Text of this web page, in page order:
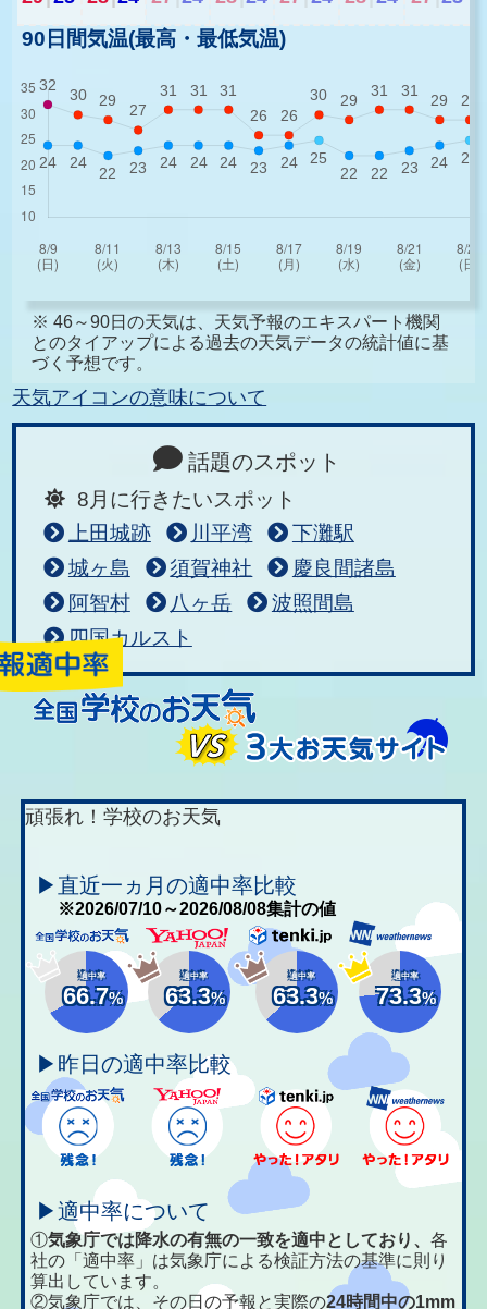
90日間気温(最高・最低気温)
※ 46～90日の天気は、天気予報のエキスパート機関
とのタイアップによる過去の天気データの統計値に基
づく予想です。
天気アイコンの意味について
話題のスポット
8月に行きたいスポット
上田城跡
川平湾
下灘駅
城ヶ島
須賀神社
慶良間諸島
阿智村
八ヶ岳
波照間島
四国カルスト
頑張れ！学校のお天気
▶直近一ヵ月の適中率比較
※2026/07/10～2026/08/08集計の値
適中率
66.7%
適中率
63.3%
適中率
63.3%
適中率
73.3%
▶昨日の適中率比較
▶適中率について
①気象庁では降水の有無の一致を適中としており、各
社の「適中率」は気象庁による検証方法の基準に則り
算出しています。
②気象庁では、その日の予報と実際の24時間中の1mm